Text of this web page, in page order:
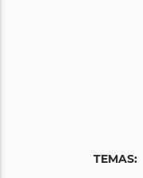
TEMAS: